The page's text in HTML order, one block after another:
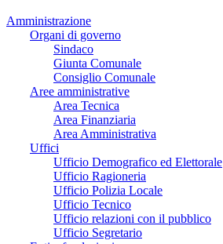
Amministrazione
Organi di governo
Sindaco
Giunta Comunale
Consiglio Comunale
Aree amministrative
Area Tecnica
Area Finanziaria
Area Amministrativa
Uffici
Ufficio Demografico ed Elettorale
Ufficio Ragioneria
Ufficio Polizia Locale
Ufficio Tecnico
Ufficio relazioni con il pubblico
Ufficio Segretario